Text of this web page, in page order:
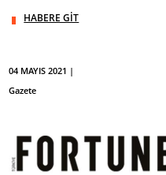
HABERE GİT
04 MAYIS 2021 |
Gazete